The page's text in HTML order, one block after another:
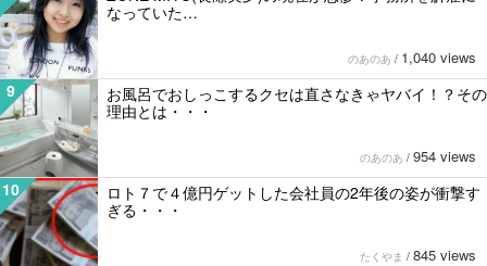
なっていた…
のあのあ / 1,040 views
9
お風呂でおしっこするクセは直さなきゃヤバイ！？その
理由とは・・・
のあのあ / 954 views
10
ロト７で４億円ゲットした会社員の2年後の姿が衝撃す
ぎる・・・
たくやま / 845 views